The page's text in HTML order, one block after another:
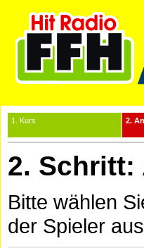
1. Kurs 2.
2. Schritt:
Bitte wählen
der Spieler aus